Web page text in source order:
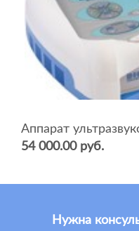
54 000.00 руб.
Нужна